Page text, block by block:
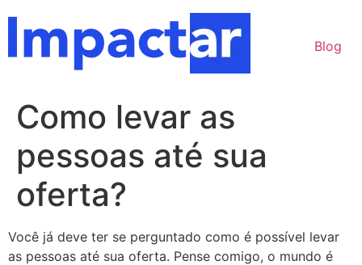
para
Blog
Como levar as
pessoas até sua
oferta?
Você já deve ter se perguntado como é possível levar
as pessoas até sua oferta. Pense comigo, o mundo é